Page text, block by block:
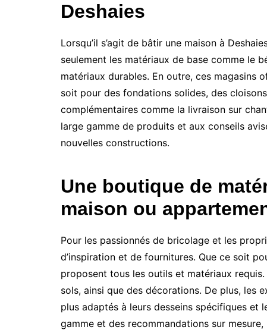
Deshaies
Lorsqu’il s’agit de bâtir une maison à
seulement les matériaux de base comme le
matériaux durables. En outre, ces
soit pour des fondations solides, des
complémentaires comme la livraison sur
large gamme de produits et aux conseils
nouvelles constructions.
Une boutique de
maison ou
Pour les passionnés de bricolage et les
d’inspiration et de fournitures. Que ce soit
proposent tous les outils et matériaux
sols, ainsi que des décorations. De plus, les
plus adaptés à leurs desseins spécifiques et
gamme et des recommandations sur